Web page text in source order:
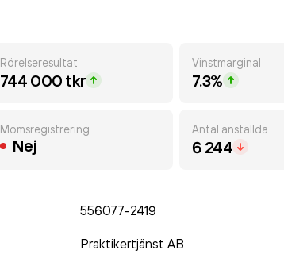
Rörelseresultat
744 000 tkr
Vinstmarginal
7.3%
Momsregistrering
Nej
Antal anställda
6 244
556077-2419
Praktikertjänst AB